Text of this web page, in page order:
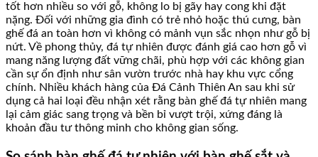
tốt hơn nhiều so với gỗ, không lo bị gãy hay cong khi đặt
nặng. Đối với những gia đình có trẻ nhỏ hoặc thú cưng, bàn
ghế đá an toàn hơn vì không có mảnh vụn sắc nhọn như gỗ bị
nứt. Về phong thủy, đá tự nhiên được đánh giá cao hơn gỗ vì
mang năng lượng đất vững chãi, phù hợp với các không gian
cần sự ổn định như sân vườn trước nhà hay khu vực cổng
chính. Nhiều khách hàng của Đá Cảnh Thiên An sau khi sử
dụng cả hai loại đều nhận xét rằng bàn ghế đá tự nhiên mang
lại cảm giác sang trọng và bền bỉ vượt trội, xứng đáng là
khoản đầu tư thông minh cho không gian sống.